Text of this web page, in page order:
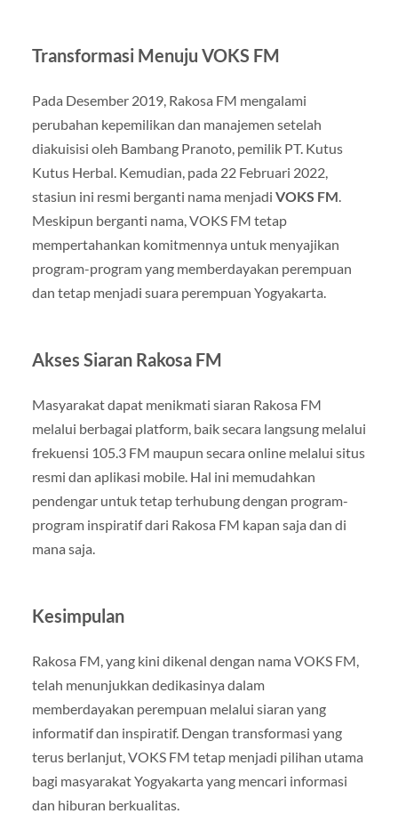
Transformasi Menuju VOKS FM
Pada Desember 2019, Rakosa FM mengalami
perubahan kepemilikan dan manajemen setelah
diakuisisi oleh Bambang Pranoto, pemilik PT. Kutus
Kutus Herbal. Kemudian, pada 22 Februari 2022,
stasiun ini resmi berganti nama menjadi VOKS FM.
Meskipun berganti nama, VOKS FM tetap
mempertahankan komitmennya untuk menyajikan
program-program yang memberdayakan perempuan
dan tetap menjadi suara perempuan Yogyakarta.
Akses Siaran Rakosa FM
Masyarakat dapat menikmati siaran Rakosa FM
melalui berbagai platform, baik secara langsung melalui
frekuensi 105.3 FM maupun secara online melalui situs
resmi dan aplikasi mobile. Hal ini memudahkan
pendengar untuk tetap terhubung dengan program-
program inspiratif dari Rakosa FM kapan saja dan di
mana saja.
Kesimpulan
Rakosa FM, yang kini dikenal dengan nama VOKS FM,
telah menunjukkan dedikasinya dalam
memberdayakan perempuan melalui siaran yang
informatif dan inspiratif. Dengan transformasi yang
terus berlanjut, VOKS FM tetap menjadi pilihan utama
bagi masyarakat Yogyakarta yang mencari informasi
dan hiburan berkualitas.